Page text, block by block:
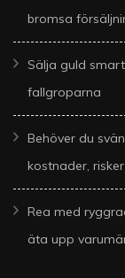
bromsa
Sälja guld
fallgroparna
Behöver du
kostnader,
Rea med
äta upp